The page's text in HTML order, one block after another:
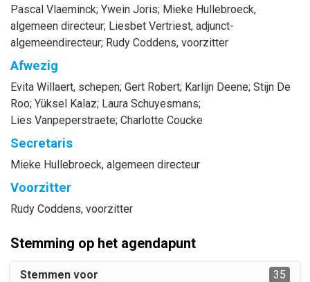
Pascal Vlaeminck; Ywein Joris; Mieke Hullebroeck,
algemeen directeur; Liesbet Vertriest, adjunct-
algemeendirecteur; Rudy Coddens, voorzitter
Afwezig
Evita Willaert, schepen; Gert Robert; Karlijn Deene; Stijn De
Roo; Yüksel Kalaz; Laura Schuyesmans;
Lies Vanpeperstraete; Charlotte Coucke
Secretaris
Mieke Hullebroeck, algemeen directeur
Voorzitter
Rudy Coddens, voorzitter
Stemming op het agendapunt
Stemmen voor 35